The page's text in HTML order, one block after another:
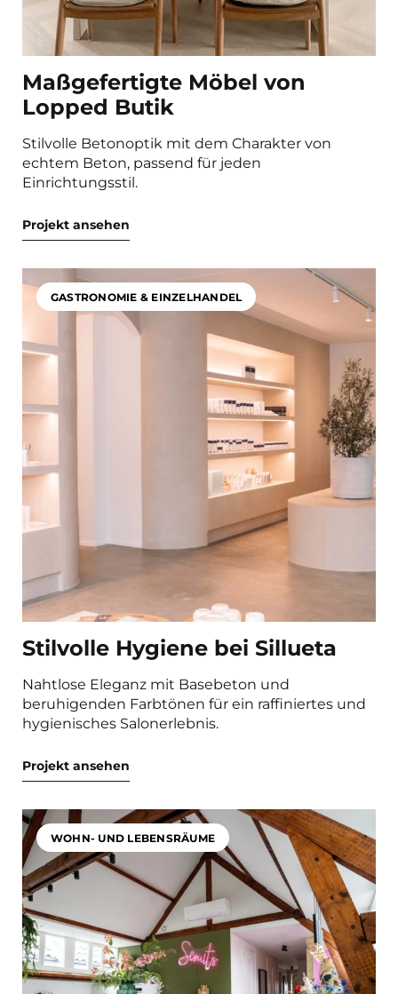
Maßgefertigte Möbel von
Lopped Butik
Stilvolle Betonoptik mit dem Charakter von
echtem Beton, passend für jeden
Einrichtungsstil.
Projekt ansehen
GASTRONOMIE & EINZELHANDEL
Stilvolle Hygiene bei Sillueta
Nahtlose Eleganz mit Basebeton und
beruhigenden Farbtönen für ein raffiniertes und
hygienisches Salonerlebnis.
Projekt ansehen
WOHN- UND LEBENSRÄUME